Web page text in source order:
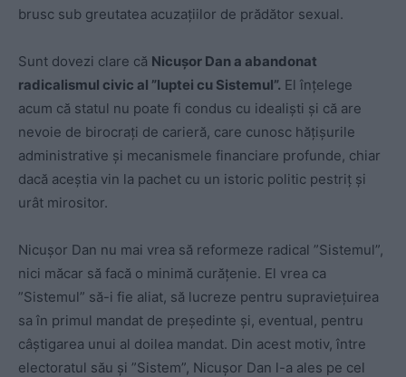
brusc sub greutatea acuzațiilor de prădător sexual.
Sunt dovezi clare că Nicușor Dan a abandonat
radicalismul civic al ”luptei cu Sistemul”. El înțelege
acum că statul nu poate fi condus cu idealiști și că are
nevoie de birocrați de carieră, care cunosc hățișurile
administrative și mecanismele financiare profunde, chiar
dacă aceștia vin la pachet cu un istoric politic pestriț și
urât mirositor.
Nicușor Dan nu mai vrea să reformeze radical ”Sistemul”,
nici măcar să facă o minimă curățenie. El vrea ca
”Sistemul” să-i fie aliat, să lucreze pentru supraviețuirea
sa în primul mandat de președinte și, eventual, pentru
câștigarea unui al doilea mandat. Din acest motiv, între
electoratul său și ”Sistem”, Nicușor Dan l-a ales pe cel